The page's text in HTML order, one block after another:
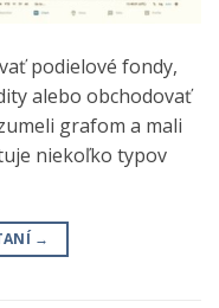
podielové fondy,
alebo obchodovať
grafom a mali
niekoľko typov
→